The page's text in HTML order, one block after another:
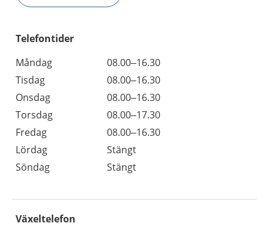
Telefontider
Måndag
08.00–16.30
Tisdag
08.00–16.30
Onsdag
08.00–16.30
Torsdag
08.00–17.30
Fredag
08.00–16.30
Lördag
Stängt
Söndag
Stängt
Växeltelefon